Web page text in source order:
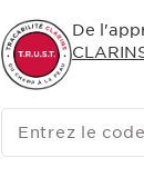
De
Entrez le